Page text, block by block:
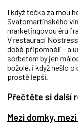
I když tečka za mou
Svatomartinského
marketingovou éru
V restauraci
době připomněli – a
sorbetem by jen
božolé, i když nešlo
prostě lepší.
Přečtěte si další
Mezi domky,